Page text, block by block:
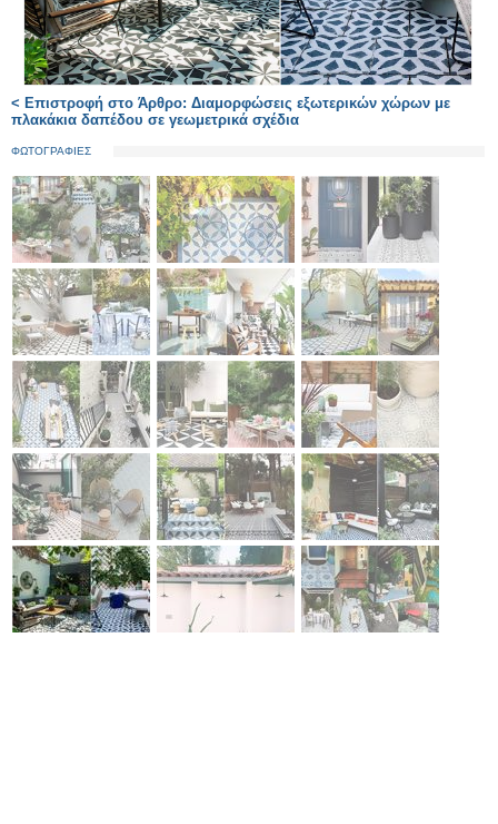
< Επιστροφή στο Άρθρο: Διαμορφώσεις εξωτερικών χώρων με
πλακάκια δαπέδου σε γεωμετρικά σχέδια
ΦΩΤΟΓΡΑΦΙΕΣ